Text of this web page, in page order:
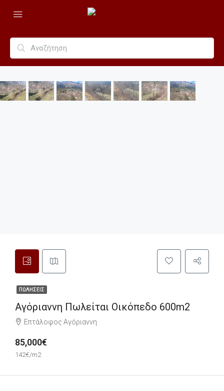
ΠΩΛΉΣΕΙΣ
Αγόριαννη Πωλείται Οικόπεδο 600m2
Επτάλοφος Αγόριαννη
85,000€
142€/m2